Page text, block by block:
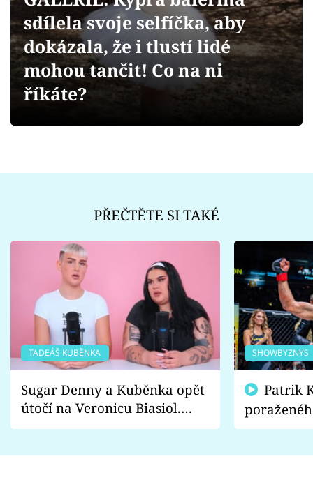
Videa
Sledujte prima+
sdílela svoje selfíčka, aby
dokázala, že i tlustí lidé
mohou tančit! Co na ni
říkáte?
PŘEČTĚTE SI TAKÉ
TADEÁŠ KUBĚNKA
Sugar Denny a Kuběnka opět
útočí na Veronicu Biasiol.
Proč je podle nich falešná a
SHOWBYZNYS
fanoušci